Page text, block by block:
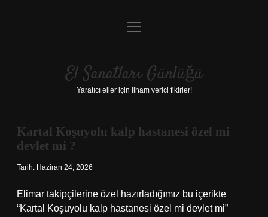
Anasayfa
Yasal Uyarı
menüyü
El Sanatları Günlüğü
Yaratıcı eller için ilham verici fikirler!
Kartal Koşuyolu kalp hastanesi özel mi
devlet mi ?
Tarih: Haziran 24, 2026
Elimar takipçilerine özel hazırladığımız bu içerikte
“Kartal Koşuyolu kalp hastanesi özel mi devlet mi”